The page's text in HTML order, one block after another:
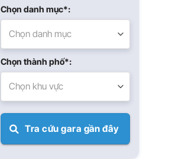
Chọn danh mục*:
Chọn danh mục
Chọn thành phố*:
Chọn khu vực
Tra cứu gara gần đây